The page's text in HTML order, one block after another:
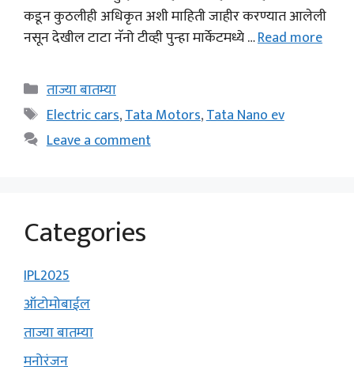
कडून कुठलीही अधिकृत अशी माहिती जाहीर करण्यात आलेली
नसून देखील टाटा नॅनो टीव्ही पुन्हा मार्केटमध्ये …Read more
Categories
ताज्या बातम्या
Tags
Electric cars,Tata Motors,Tata Nano ev
Leave a comment
Categories
IPL2025
ऑटोमोबाईल
ताज्या बातम्या
मनोरंजन